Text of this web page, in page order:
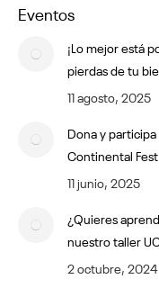
Eventos
¡Lo mejor está
pierdas de tu
11 agosto, 2025
Dona y
Continental Fest
11 junio, 2025
¿Quieres
nuestro taller
2 octubre, 2024